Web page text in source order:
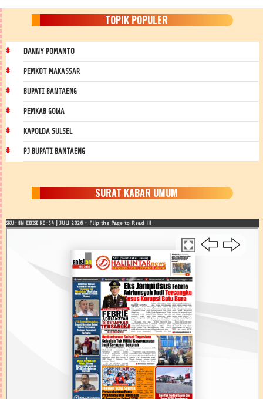
TOPIK POPULER
DANNY POMANTO
PEMKOT MAKASSAR
BUPATI BANTAENG
PEMKAB GOWA
KAPOLDA SULSEL
PJ BUPATI BANTAENG
SURAT KABAR UMUM
SKU-HN EDISI KE-54 | JULI 2026 - Flip the Page to Read !!!